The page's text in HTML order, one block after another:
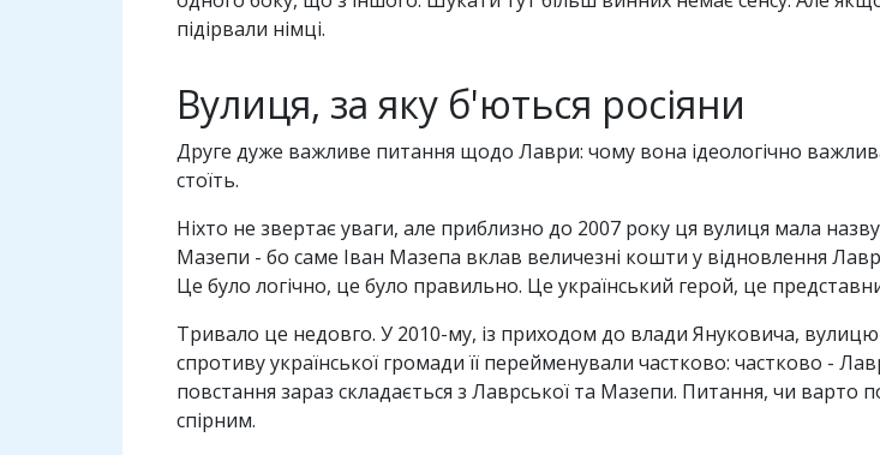
підірвали німці.
Вулиця, за яку б'ються росіяни
Друге дуже важливе питання щодо Лаври: чому вона ідеологічно
стоїть.
Ніхто не звертає уваги, але приблизно до 2007 року ця вулиця мала
Мазепи - бо саме Іван Мазепа вклав величезні кошти у відновлення
Це було логічно, це було правильно. Це український герой, це
Тривало це недовго. У 2010-му, із приходом до влади Януковича,
спротиву української громади її перейменували частково: частково -
повстання зараз складається з Лаврської та Мазепи. Питання, чи варто
спірним.